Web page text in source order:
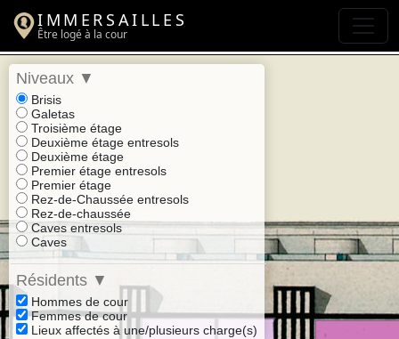
IMMERSAILLES
Être logé à la cour
Niveaux ▼
Brisis
Galetas
Troisième étage
Deuxième étage entresols
Deuxième étage
Premier étage entresols
Premier étage
Rez-de-Chaussée entresols
Rez-de-chaussée
Caves entresols
Caves
Résidents ▼
Hommes de cour
Femmes de cour
Lieux affectés à une/plusieurs charge(s)